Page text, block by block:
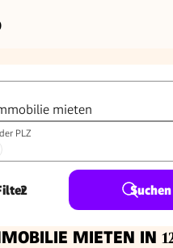
PLZ
2 Suchen
MIETEN IN